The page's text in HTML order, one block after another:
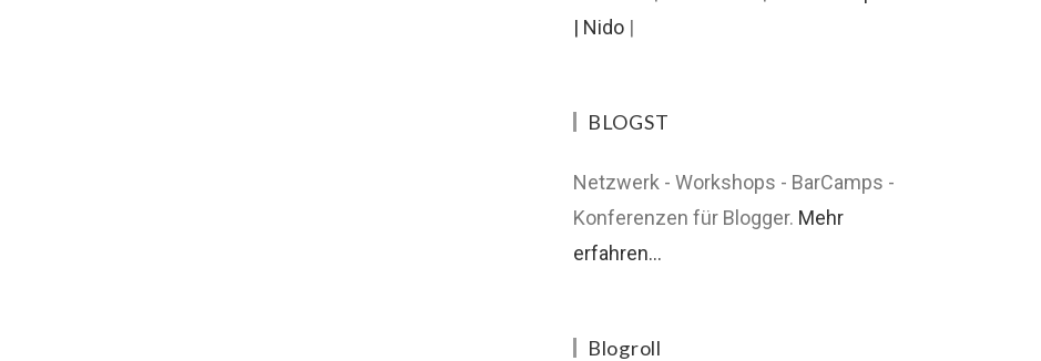
| Nido |
BLOGST
Netzwerk - Workshops - BarCamps -
Konferenzen für Blogger. Mehr
erfahren...
Blogroll